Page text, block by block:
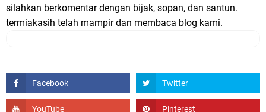
silahkan berkomentar dengan bijak, sopan, dan santun.
termiakasih telah mampir dan membaca blog kami.